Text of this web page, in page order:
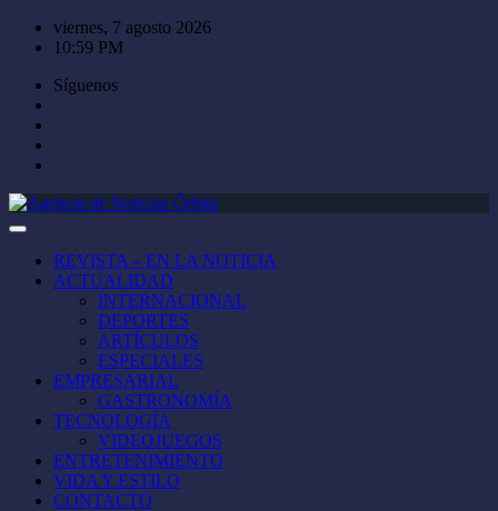
Saltar
viernes, 7 agosto 2026
10:59 PM
Síguenos
REVISTA – EN LA NOTICIA
ACTUALIDAD
INTERNACIONAL
DEPORTES
ARTÍCULOS
ESPECIALES
EMPRESARIAL
GASTRONOMÍA
TECNOLOGÍA
VIDEOJUEGOS
ENTRETENIMIENTO
VIDA Y ESTILO
CONTACTO